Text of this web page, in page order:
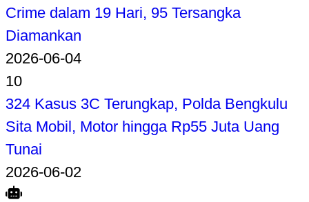
Crime dalam 19 Hari, 95 Tersangka
Diamankan
2026-06-04
10
324 Kasus 3C Terungkap, Polda Bengkulu
Sita Mobil, Motor hingga Rp55 Juta Uang
Tunai
2026-06-02